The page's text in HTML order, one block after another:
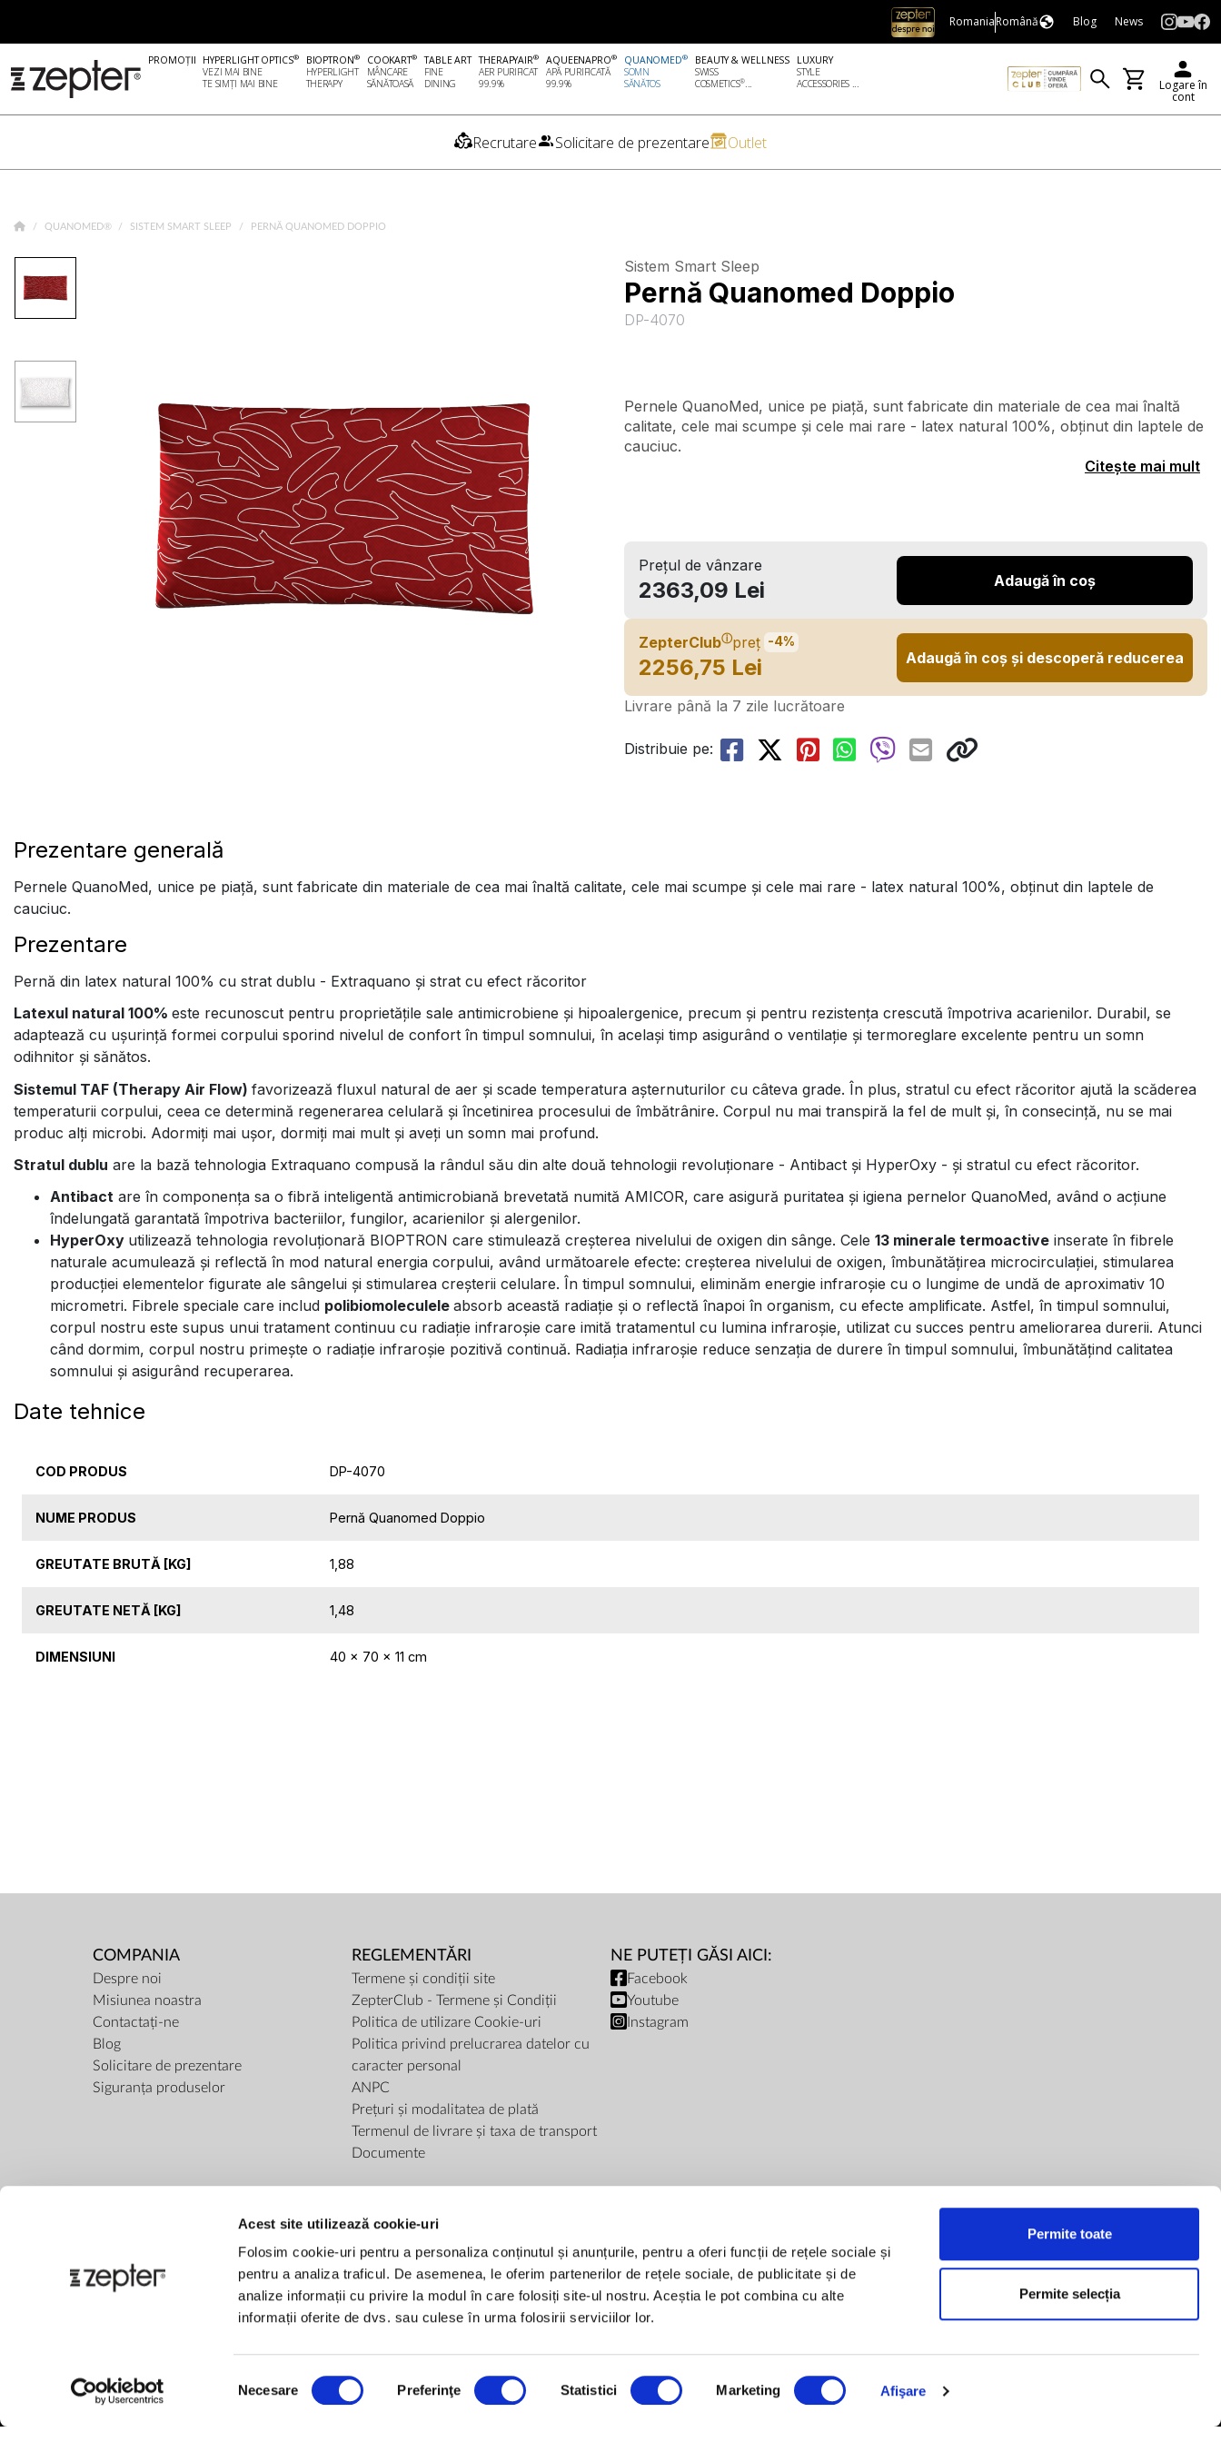
Acest site utilizează cookie-uri
Folosim cookie-uri pentru a personaliza conținutul și anunțurile, pentru a oferi funcții de rețele sociale și
pentru a analiza traficul. De asemenea, le oferim partenerilor de rețele sociale, de publicitate și de
analize informații cu privire la modul în care folosiți site-ul nostru. Aceștia le pot combina cu alte
informații oferite de dvs. sau culese în urma folosirii serviciilor lor.
consimțământului
Necesare Preferinţe Statistici Marketing Afişare
Permite toate
Permite selecția
RomaniaRomână Blog News
PROMOȚII HYPERLIGHT OPTICS®
VEZI MAI BINE
TE SIMȚI MAI BINE
BIOPTRON®
HYPERLIGHT
THERAPY
COOKART®
MÂNCARE
SĂNĂTOASĂ
TABLE ART
FINE
DINING
THERAPYAIR®
AER PURIFICAT
99.9%
AQUEENAPRO®
APĂ PURIFICATĂ
99.9%
QUANOMED®
SOMN
SĂNĂTOS
BEAUTY & WELLNESS
SWISS
COSMETICS®...
LUXURY
STYLE
ACCESSORIES ...
Logare în
cont
Recrutare Solicitare de prezentare Outlet
QUANOMED® SISTEM SMART SLEEP PERNĂ QUANOMED DOPPIO
Sistem Smart Sleep
Pernă Quanomed Doppio
DP-4070
Pernele QuanoMed, unice pe piață, sunt fabricate din materiale de cea mai înaltă
calitate, cele mai scumpe și cele mai rare - latex natural 100%, obținut din laptele de
cauciuc.
Citește mai mult
Prețul de vânzare
2363,09 Lei Adaugă în coș
ZepterClubⓘpreț -4%
2256,75 Lei Adaugă în coș și descoperă reducerea
Livrare până la 7 zile lucrătoare
Distribuie pe:
Prezentare generală
Pernele QuanoMed, unice pe piață, sunt fabricate din materiale de cea mai înaltă calitate, cele mai scumpe și cele mai rare - latex natural 100%, obținut din laptele de
cauciuc.
Prezentare
Pernă din latex natural 100% cu strat dublu - Extraquano și strat cu efect răcoritor
Latexul natural 100% este recunoscut pentru proprietățile sale antimicrobiene și hipoalergenice, precum și pentru rezistența crescută împotriva acarienilor. Durabil, se
adaptează cu ușurință formei corpului sporind nivelul de confort în timpul somnului, în același timp asigurând o ventilație și termoreglare excelente pentru un somn
odihnitor și sănătos.
Sistemul TAF (Therapy Air Flow) favorizează fluxul natural de aer și scade temperatura așternuturilor cu câteva grade. În plus, stratul cu efect răcoritor ajută la scăderea
temperaturii corpului, ceea ce determină regenerarea celulară și încetinirea procesului de îmbătrânire. Corpul nu mai transpiră la fel de mult și, în consecință, nu se mai
produc alți microbi. Adormiți mai ușor, dormiți mai mult și aveți un somn mai profund.
Stratul dublu are la bază tehnologia Extraquano compusă la rândul său din alte două tehnologii revoluționare - Antibact și HyperOxy - și stratul cu efect răcoritor.
Antibact are în componența sa o fibră inteligentă antimicrobiană brevetată numită AMICOR, care asigură puritatea și igiena pernelor QuanoMed, având o acțiune
îndelungată garantată împotriva bacteriilor, fungilor, acarienilor și alergenilor.
HyperOxy utilizează tehnologia revoluționară BIOPTRON care stimulează creșterea nivelului de oxigen din sânge. Cele 13 minerale termoactive inserate în fibrele
naturale acumulează și reflectă în mod natural energia corpului, având următoarele efecte: creșterea nivelului de oxigen, îmbunătățirea microcirculației, stimularea
producției elementelor figurate ale sângelui și stimularea creșterii celulare. În timpul somnului, eliminăm energie infraroșie cu o lungime de undă de aproximativ 10
micrometri. Fibrele speciale care includ polibiomoleculele absorb această radiație și o reflectă înapoi în organism, cu efecte amplificate. Astfel, în timpul somnului,
corpul nostru este supus unui tratament continuu cu radiație infraroșie care imită tratamentul cu lumina infraroșie, utilizat cu succes pentru ameliorarea durerii. Atunci
când dormim, corpul nostru primește o radiație infraroșie pozitivă continuă. Radiația infraroșie reduce senzația de durere în timpul somnului, îmbunătățind calitatea
somnului și asigurând recuperarea.
Date tehnice
COD PRODUS DP-4070
NUME PRODUS Pernă Quanomed Doppio
GREUTATE BRUTĂ [KG] 1,88
GREUTATE NETĂ [KG] 1,48
DIMENSIUNI 40 x 70 x 11 cm
COMPANIA
Despre noi
Misiunea noastra
Contactați-ne
Blog
Solicitare de prezentare
Siguranța produselor
REGLEMENTĂRI
Termene și condiții site
ZepterClub - Termene și Condiții
Politica de utilizare Cookie-uri
Politica privind prelucrarea datelor cu
caracter personal
ANPC
Prețuri și modalitatea de plată
Termenul de livrare și taxa de transport
Documente
NE PUTEȚI GĂSI AICI:
Facebook
Youtube
Instagram
METODE DE PLATĂ
METODE DE LIVRARE